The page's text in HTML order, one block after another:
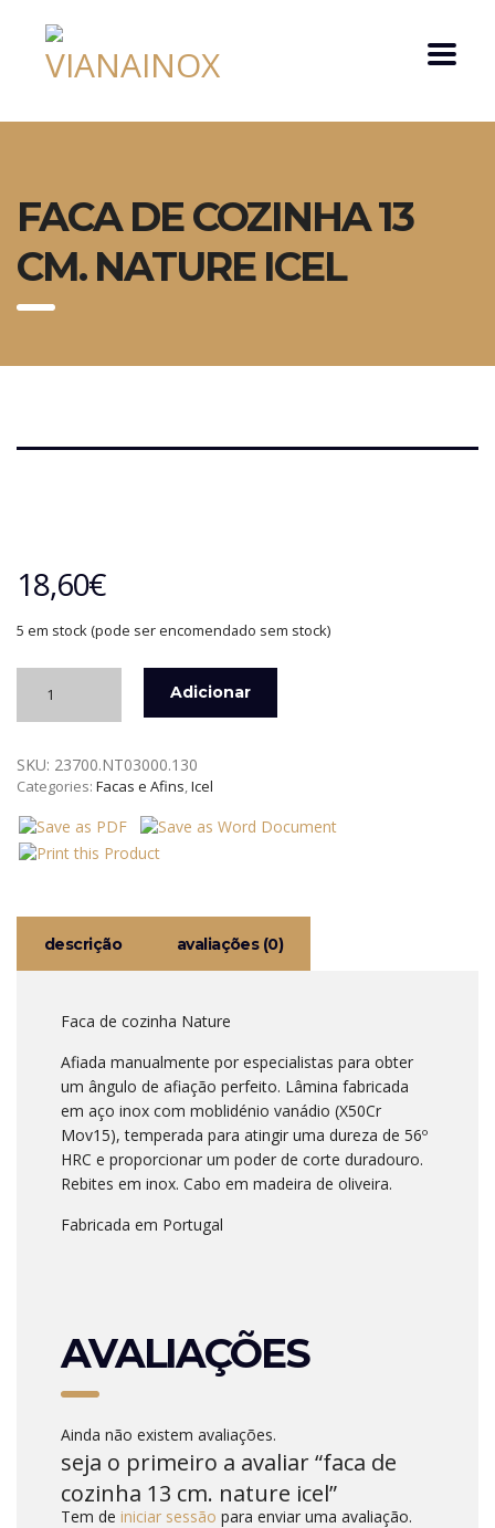
FACA DE COZINHA 13
CM. NATURE ICEL
18,60€
5 em stock (pode ser encomendado sem stock)
FACA
COZINHA
13
NATURE
ICEL
Adicionar
SKU: 23700.NT03000.130
Categories: Facas e Afins,Icel
descrição avaliações (0)
Faca de cozinha Nature
Afiada manualmente por especialistas para obter
um ângulo de afiação perfeito. Lâmina fabricada
em aço inox com moblidénio vanádio (X50Cr
Mov15), temperada para atingir uma dureza de 56º
HRC e proporcionar um poder de corte duradouro.
Rebites em inox. Cabo em madeira de oliveira.
Fabricada em Portugal
AVALIAÇÕES
Ainda não existem avaliações.
seja o primeiro a avaliar “faca de
cozinha 13 cm. nature icel”
Tem de iniciar sessão para enviar uma avaliação.